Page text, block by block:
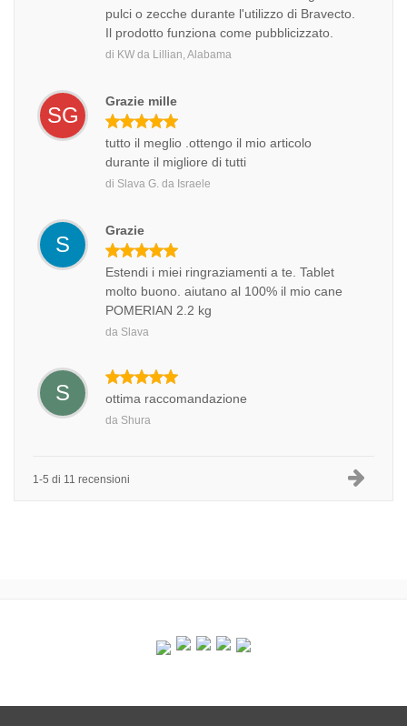
pulci o zecche durante l'utilizzo di Bravecto.
Il prodotto funziona come pubblicizzato.
di KW da Lillian, Alabama
SG
Grazie mille
tutto il meglio .ottengo il mio articolo
durante il migliore di tutti
di Slava G. da Israele
S
Grazie
Estendi i miei ringraziamenti a te. Tablet
molto buono. aiutano al 100% il mio cane
POMERIAN 2.2 kg
da Slava
S ottima raccomandazione
da Shura
1-5 di 11 recensioni